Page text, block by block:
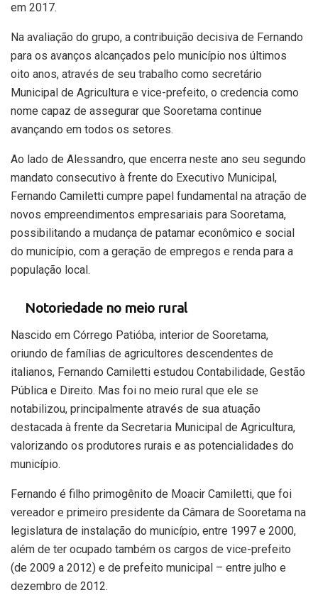
em 2017.
Na avaliação do grupo, a contribuição decisiva de Fernando
para os avanços alcançados pelo município nos últimos
oito anos, através de seu trabalho como secretário
Municipal de Agricultura e vice-prefeito, o credencia como
nome capaz de assegurar que Sooretama continue
avançando em todos os setores.
Ao lado de Alessandro, que encerra neste ano seu segundo
mandato consecutivo à frente do Executivo Municipal,
Fernando Camiletti cumpre papel fundamental na atração de
novos empreendimentos empresariais para Sooretama,
possibilitando a mudança de patamar econômico e social
do município, com a geração de empregos e renda para a
população local.
Notoriedade no meio rural
Nascido em Córrego Patióba, interior de Sooretama,
oriundo de famílias de agricultores descendentes de
italianos, Fernando Camiletti estudou Contabilidade, Gestão
Pública e Direito. Mas foi no meio rural que ele se
notabilizou, principalmente através de sua atuação
destacada à frente da Secretaria Municipal de Agricultura,
valorizando os produtores rurais e as potencialidades do
município.
Fernando é filho primogênito de Moacir Camiletti, que foi
vereador e primeiro presidente da Câmara de Sooretama na
legislatura de instalação do município, entre 1997 e 2000,
além de ter ocupado também os cargos de vice-prefeito
(de 2009 a 2012) e de prefeito municipal – entre julho e
dezembro de 2012.